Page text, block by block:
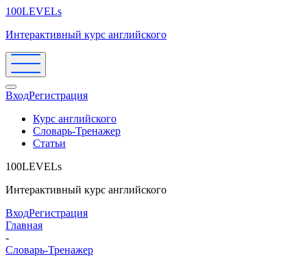
100LEVELs
Интерактивный курс английского
ВходРегистрация
Курс английского
Словарь-Тренажер
Статьи
100LEVELs
Интерактивный курс английского
ВходРегистрация
Главная
-
Словарь-Тренажер